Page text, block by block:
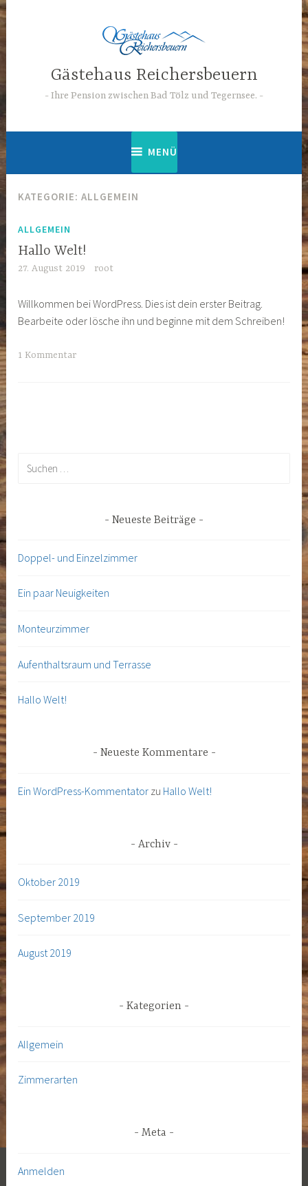
Zum
Inhalt
springen
Gästehaus Reichersbeuern
Ihre Pension zwischen Bad Tölz und Tegernsee.
MENÜ
KATEGORIE:ALLGEMEIN
ALLGEMEIN
Hallo Welt!
27. August 2019 root
Willkommen bei WordPress. Dies ist dein erster Beitrag.
Bearbeite oder lösche ihn und beginne mit dem Schreiben!
1 Kommentar
Neueste Beiträge
Doppel- und Einzelzimmer
Ein paar Neuigkeiten
Monteurzimmer
Aufenthaltsraum und Terrasse
Hallo Welt!
Neueste Kommentare
Ein WordPress-Kommentator zu Hallo Welt!
Archiv
Oktober 2019
September 2019
August 2019
Kategorien
Allgemein
Zimmerarten
Meta
Anmelden